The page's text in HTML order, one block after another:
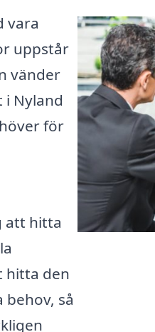
vara
uppstår
vänder
i Nyland
för
att hitta
hitta den
så